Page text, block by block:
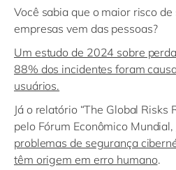
Você sabia que o maior risco
empresas vem das pessoas?
Um estudo de 2024 sobre
88% dos incidentes foram
usuários.
Já o relatório “The Global Risks
pelo Fórum Econômico Mundial,
problemas de segurança
têm origem em erro humano.